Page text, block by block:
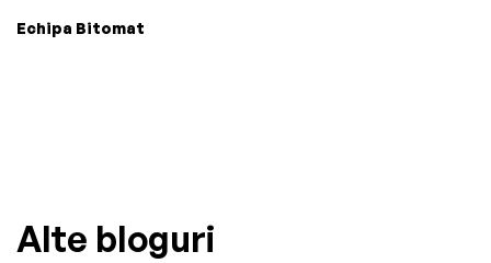
Echipa Bitomat
Alte bloguri